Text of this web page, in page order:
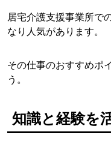
居宅介護支援事業所で
なり人気があります。
その仕事のおすすめポ
う。
知識と経験を